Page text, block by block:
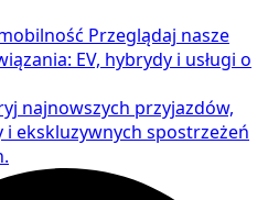
Przeglądaj nasze
EV, hybrydy i usługi o
najnowszych przyjazdów,
ekskluzywnych spostrzeżeń